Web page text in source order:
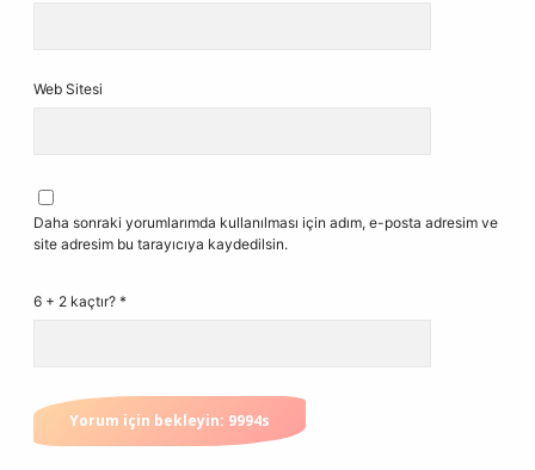
Web Sitesi
Daha sonraki yorumlarımda kullanılması için adım, e-posta adresim ve
site adresim bu tarayıcıya kaydedilsin.
6 + 2 kaçtır? *